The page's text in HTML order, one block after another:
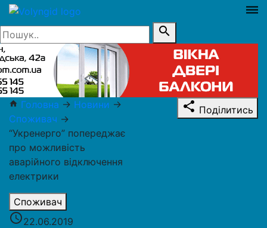
dehaze
search
home Головна → Новини →
Споживач →
“Укренерго” попереджає
про можливість
аварійного відключення
електрики
Споживач
access_time22.06.2019
share Поділитись